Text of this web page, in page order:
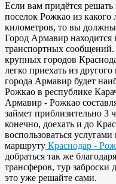
Если вам придётся
поселок Рожкао из какого
километров, то вы
Город Армавир
транспортных
крупных городов
легко приехать из
города Армавир будет
Рожкао в республике
Армавир - Рожкао
займет приблизительно 3
конечно, доехать и до
воспользоваться
маршруту Краснодар -
добраться так же
трансферов, тур
это уже решайте сами.